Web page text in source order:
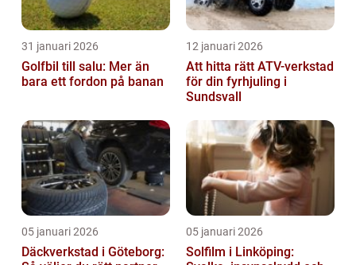
31 januari 2026
Golfbil till salu: Mer än
bara ett fordon på banan
12 januari 2026
Att hitta rätt ATV-verkstad
för din fyrhjuling i
Sundsvall
05 januari 2026
Däckverkstad i Göteborg:
05 januari 2026
Solfilm i Linköping: